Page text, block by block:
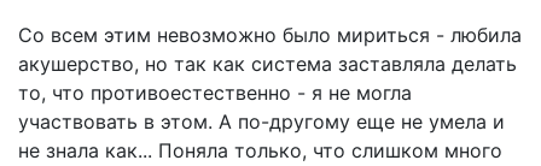
Со всем этим невозможно было мириться - любила
акушерство, но так как система заставляла делать
то, что противоестественно - я не могла
участвовать в этом. А по-другому еще не умела и
не знала как... Поняла только, что слишком много